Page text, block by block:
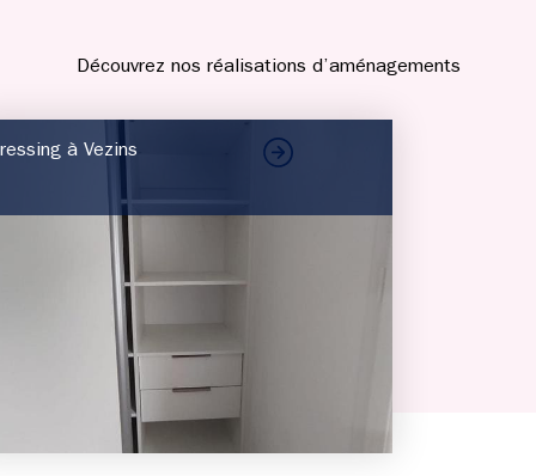
Découvrez nos réalisations d’aménagements
à Vezins